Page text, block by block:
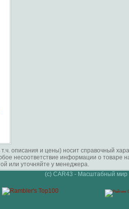
описания и цены) носит справочный
несоответствие информации о
или уточняйте у менеджера.
(c) CAR43 - Масштабный мир